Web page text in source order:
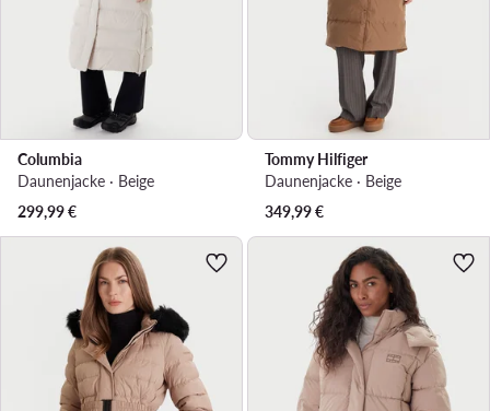
Columbia
Daunenjacke · Beige
299,99€
Tommy Hilfiger
Daunenjacke · Beige
349,99€